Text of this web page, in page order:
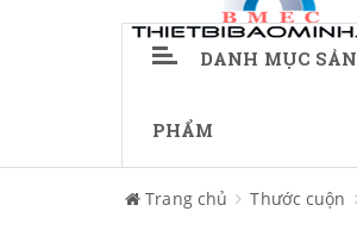
DANH MỤC SẢN
PHẨM
Trang chủ Thước cuộn